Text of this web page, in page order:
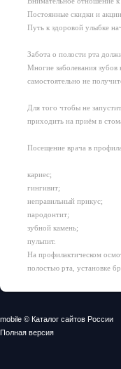
Постоянные скидки и акции.
Путь к здоровой улыбке
Забота о полости рта
Многие заболевания
самостоятельно не
Для того чтобы не
приходить на приём в
Посещение врача в
кариес;
гингивит;
неправильный прикус;
пародонтит;
зубной камень;
пульпит.
На профилактическом
полостью рта, установке
mobile © Каталог сайтов России
Полная версия